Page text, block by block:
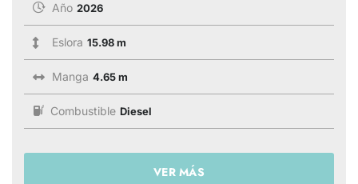
Año 2026
Eslora 15.98 m
Manga 4.65 m
Combustible Diesel
VER MÁS